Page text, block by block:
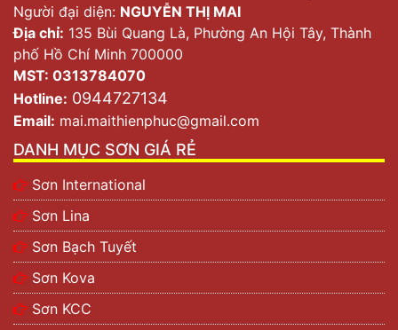
Người đại diện: NGUYỄN THỊ MAI
Địa chỉ: 135 Bùi Quang Là, Phường An Hội Tây, Thành
phố Hồ Chí Minh 700000
MST: 0313784070
Hotline: 0944727134
Email: mai.maithienphuc@gmail.com
DANH MỤC SƠN GIÁ RẺ
Sơn International
Sơn Lina
Sơn Bạch Tuyết
Sơn Kova
Sơn KCC